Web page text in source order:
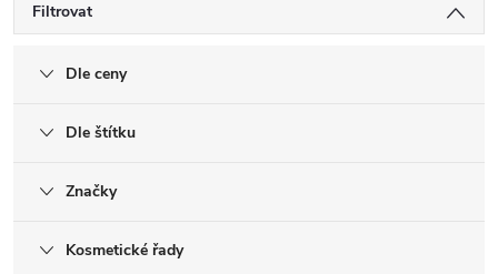
Filtrovat
Dle ceny
Dle štítku
Značky
Kosmetické řady